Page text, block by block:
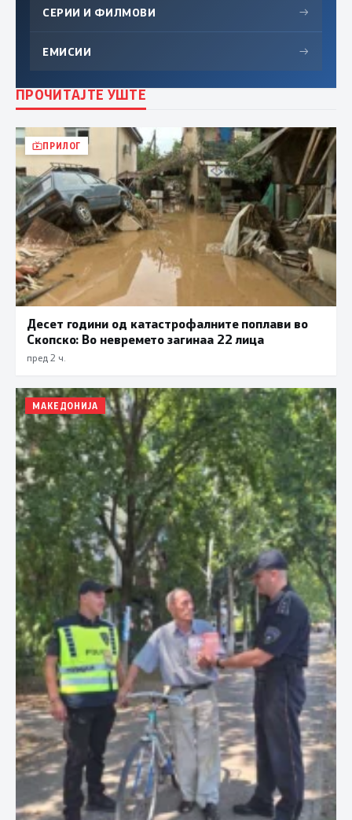
СЕРИИ И ФИЛМОВИ →
ЕМИСИИ →
ПРОЧИТАЈТЕ УШТЕ
ПРИЛОГ
Десет години од катастрофалните поплави во
Скопско: Во невремето загинаа 22 лица
пред 2 ч.
МАКЕДОНИЈА